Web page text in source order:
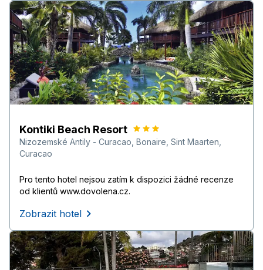
Kontiki Beach Resort
Nizozemské Antily - Curacao, Bonaire, Sint Maarten
Curacao
Pro tento hotel nejsou zatím k dispozici žádné recenze
od klientů www.dovolena.cz.
Zobrazit hotel